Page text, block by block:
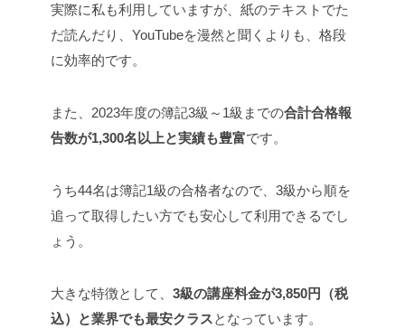
実際に私も利用していますが、紙のテキストでた
だ読んだり、YouTubeを漫然と聞くよりも、格段
に効率的です。
また、2023年度の簿記3級～1級までの合計合格報
告数が1,300名以上と実績も豊富です。
うち44名は簿記1級の合格者なので、3級から順を
追って取得したい方でも安心して利用できるでし
ょう。
大きな特徴として、 3級の講座料金が3,850円（税
込）と業界でも最安クラスとなっています。